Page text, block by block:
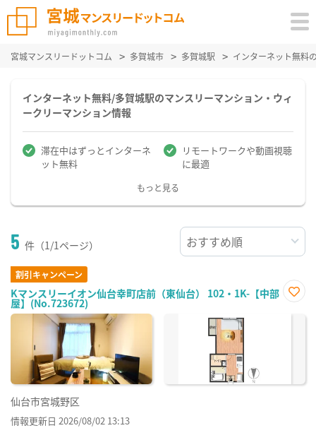
宮城マンスリードットコム 多賀城市 多賀城駅 インターネット無料
インターネット無料/多賀城駅のマンスリーマンション・ウィ
ークリーマンション情報
滞在中はずっとインターネ
ット無料
リモートワークや動画視聴
に最適
もっと見る
5 件（1/1ページ）
割引キャンペーン
Kマンスリーイオン仙台幸町店前（東仙台） 102・1K-【中部
屋】(No.723672)
に入
仙台市宮城野区
情報更新日 2026/08/02 13:13